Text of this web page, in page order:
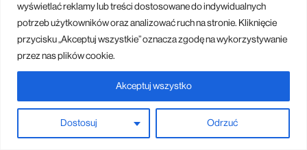
wyświetlać reklamy lub treści dostosowane do indywidualnych
potrzeb użytkowników oraz analizować ruch na stronie. Kliknięcie
przycisku „Akceptuj wszystkie” oznacza zgodę na wykorzystywanie
przez nas plików cookie.
Dostosuj Odrzuć
Akceptuj wszystko
stosuje się skany A4 i A3, a przy
materiałach technicznych lub mapach
dostępne są także formaty do A0+. W
lokalnych usługach spotyka się
rozdzielczość do 300 dpi dla dużych
formatów i nawet do 1200 dpi dla A4 i A3,